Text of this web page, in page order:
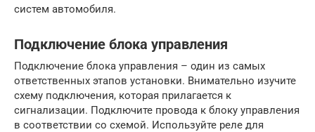
систем автомобиля.
Подключение блока управления
Подключение блока управления – один из самых
ответственных этапов установки. Внимательно изучите
схему подключения, которая прилагается к
сигнализации. Подключите провода к блоку управления
в соответствии со схемой. Используйте реле для